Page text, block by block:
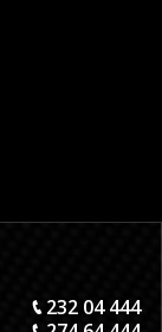
232 04 444